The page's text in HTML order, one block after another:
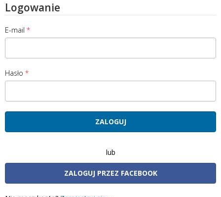
Logowanie
E-mail
Hasło
lub
ZALOGUJ PRZEZ FACEBOOK